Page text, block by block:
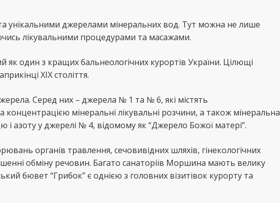
унікальними джерелами мінеральних вод. Тут можна не лише
лікувальними процедурами та масажами.
один з кращих бальнеологічних курортів України. Цілющі
XIX століття.
Серед них – джерела № 1 та № 6, які містять
концентрацією мінеральні лікувальні розчини, а також мінеральна
і азоту у джерелі № 4, відомому як “Джерело Божої матері”.
органів травлення, сечовивідних шляхів, гінекологічних
обміну речовин. Багато санаторіїв Моршина мають велику
бювет “Грибок” є однією з головних візитівок курорту та